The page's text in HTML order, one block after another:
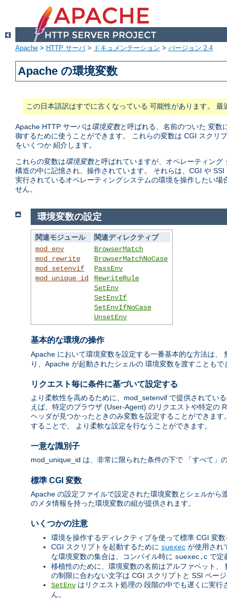
Apache > HTTP サーバ> ドキュメンテーション > バージョン 2.4
Apache の環境変数
この日本語訳はすでに古くなっている 可能性があります。 最
Apache HTTP サーバは環境変数と呼ばれる、名前のついた 変数
御するために使うことができます。 これらの変数は CGI スクリ
をいくつか 紹介します。
これらの変数は環境変数と呼ばれていますが、オペレーティン
構造の中に記憶され、操作されています。 それらは、CGI や
実行されているオペレーティングシステムの環境を操作したい
せん。
環境変数の設定
関連モジュール
関連ディレクティブ
mod_env
mod_rewrite
mod_setenvif
mod_unique_id
BrowserMatch
BrowserMatchNoCase
PassEnv
RewriteRule
SetEnv
SetEnvIf
SetEnvIfNoCase
UnsetEnv
基本的な環境の操作
Apache において環境変数を設定する一番基本的な方法は、
り、Apache が起動されたシェルの 環境変数を渡すこともで
リクエスト毎に条件に基づいて設定する
より柔軟性を高めるために、mod_setenvif で提供されてい
えば、特定のブラウザ (User-Agent) のリクエストや特定の
ヘッダが見つかったときのみ変数を設定することができま
することで、 より柔軟な設定を行なうことができます。
一意な識別子
mod_unique_id は、非常に限られた条件の下で 「すべて」
標準 CGI 変数
Apache の設定ファイルで設定された環境変数とシェルか
のメタ情報を持った環境変数の組が提供されます。
いくつかの注意
環境を操作するディレクティブを使って標準 CGI 変
CGI スクリプトを起動するために suexec が使用され
な環境変数の集合は、コンパイル時に suexec.c で定
移植性のために、環境変数の名前はアルファベット、
の制限に合わない文字は CGI スクリプトと SSI ペー
SetEnv はリクエスト処理の 段階の中でも遅くに実行
ん。